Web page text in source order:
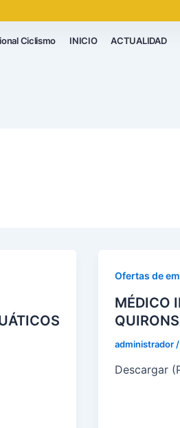
Ciclismo INICIO ACTUALIDAD
Ofertas de
MÉDICO
administrador /
Descargar